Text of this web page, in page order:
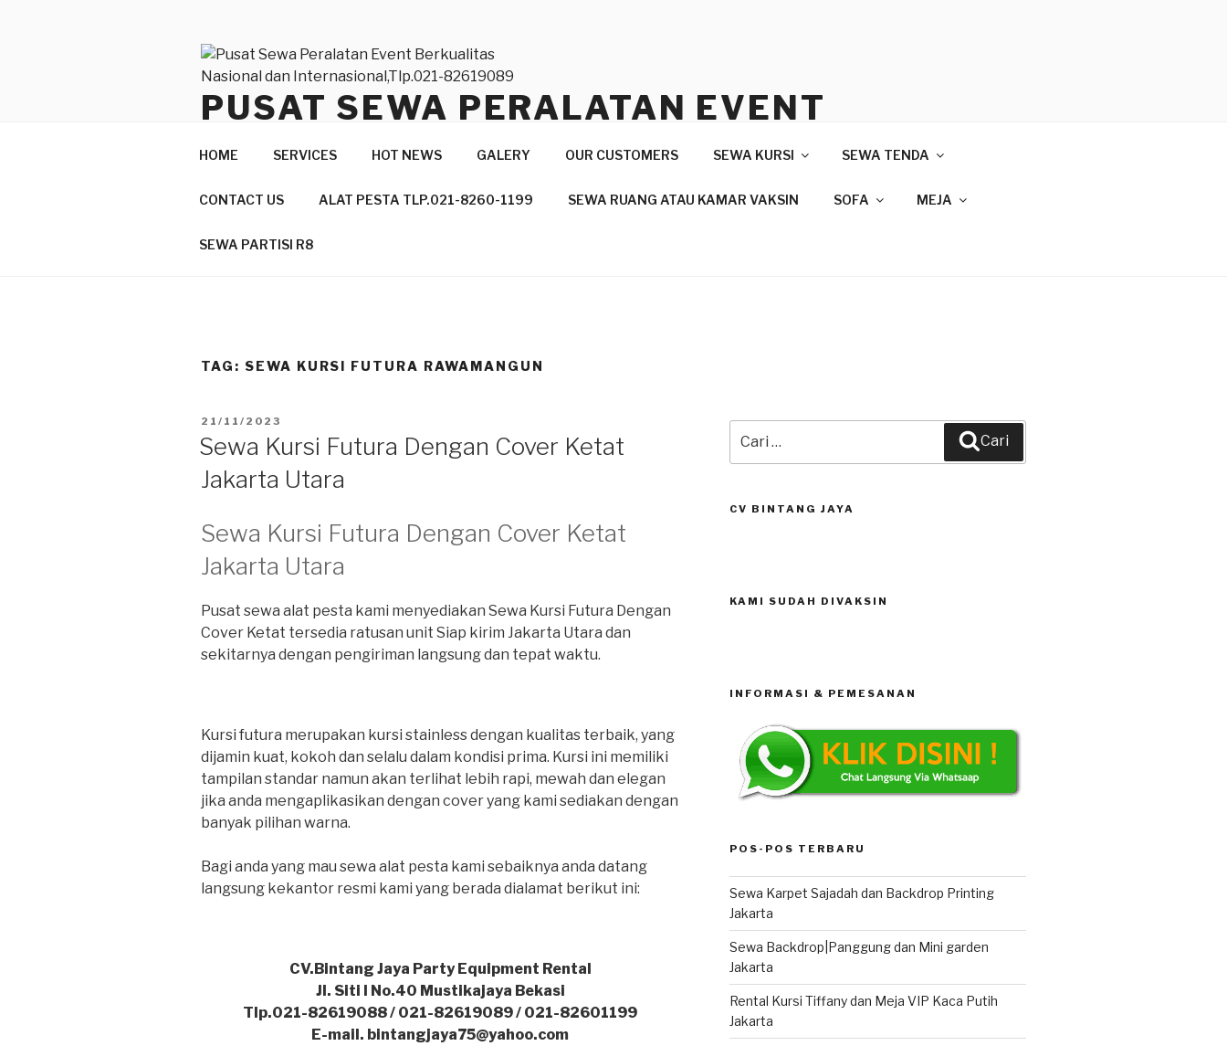
PUSAT SEWA PERALATAN EVENT
BERKUALITAS NASIONAL DAN
INTERNASIONAL,TLP.021-82619089
HOME SERVICES HOT NEWS GALERY OUR CUSTOMERS SEWA KURSI SEWA TENDA
CONTACT US ALAT PESTA TLP.021-8260-1199 SEWA RUANG ATAU KAMAR VAKSIN SOFA MEJA
SEWA PARTISI R8
TAG: SEWA KURSI FUTURA RAWAMANGUN
DIPOSKAN
PADA
21/11/2023
Sewa Kursi Futura Dengan Cover Ketat
Jakarta Utara
Sewa Kursi Futura Dengan Cover Ketat
Jakarta Utara
Pusat sewa alat pesta kami menyediakan Sewa Kursi Futura Dengan
Cover Ketat tersedia ratusan unit Siap kirim Jakarta Utara dan
sekitarnya dengan pengiriman langsung dan tepat waktu.
Kursi futura merupakan kursi stainless dengan kualitas terbaik, yang
dijamin kuat, kokoh dan selalu dalam kondisi prima. Kursi ini memiliki
tampilan standar namun akan terlihat lebih rapi, mewah dan elegan
jika anda mengaplikasikan dengan cover yang kami sediakan dengan
banyak pilihan warna.
Bagi anda yang mau sewa alat pesta kami sebaiknya anda datang
langsung kekantor resmi kami yang berada dialamat berikut ini:
CV.Bintang Jaya Party Equipment Rental
Jl. Siti I No.40 Mustikajaya Bekasi
Tlp.021-82619088 / 021-82619089 / 021-82601199
E-mail. bintangjaya75@yahoo.com
untuk:
Cari
CV BINTANG JAYA
KAMI SUDAH DIVAKSIN
INFORMASI & PEMESANAN
POS-POS TERBARU
Sewa Karpet Sajadah dan Backdrop Printing
Jakarta
Sewa Backdrop|Panggung dan Mini garden
Jakarta
Rental Kursi Tiffany dan Meja VIP Kaca Putih
Jakarta